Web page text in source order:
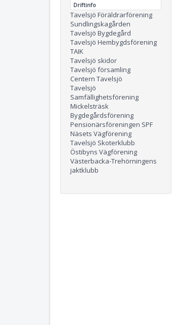
Driftinfo
Tavelsjö Föräldrarförening
Sundlingskagården
Tavelsjö Bygdegård
Tavelsjö Hembygdsförening
TAIK
Tavelsjö skidor
Tavelsjö församling
Centern Tavelsjö
Tavelsjö
Samfällighetsförening
Mickelsträsk
Bygdegårdsförening
Pensionärsföreningen SPF
Näsets Vägförening
Tavelsjö Skoterklubb
Östibyns Vägförening
Västerbacka-Trehörningens
jaktklubb